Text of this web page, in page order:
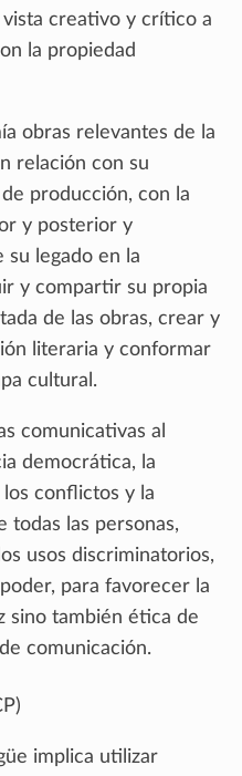
creativo y crítico a
la propiedad
obras relevantes de la
relación con su
producción, con la
y posterior y
su legado en la
y compartir su propia
de las obras, crear y
literaria y conformar
cultural.
comunicativas al
democrática, la
conflictos y la
todas las personas,
usos discriminatorios,
para favorecer la
sino también ética de
comunicación.
implica utilizar